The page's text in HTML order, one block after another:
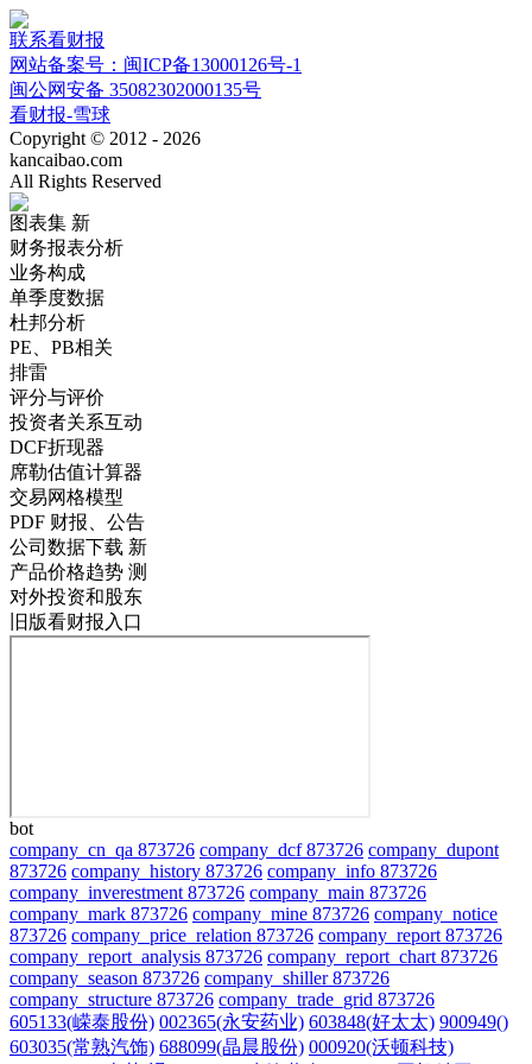
联系看财报
网站备案号：闽ICP备13000126号-1
闽公网安备 35082302000135号
看财报-雪球
Copyright © 2012 - 2026
kancaibao.com
All Rights Reserved
图表集 新
财务报表分析
业务构成
单季度数据
杜邦分析
PE、PB相关
排雷
评分与评价
投资者关系互动
DCF折现器
席勒估值计算器
交易网格模型
PDF 财报、公告
公司数据下载 新
产品价格趋势 测
对外投资和股东
旧版看财报入口
bot
company_cn_qa 873726 company_dcf 873726 company_dupont
873726 company_history 873726 company_info 873726
company_inverestment 873726 company_main 873726
company_mark 873726 company_mine 873726 company_notice
873726 company_price_relation 873726 company_report 873726
company_report_analysis 873726 company_report_chart 873726
company_season 873726 company_shiller 873726
company_structure 873726 company_trade_grid 873726
605133(嵘泰股份) 002365(永安药业) 603848(好太太) 900949()
603035(常熟汽饰) 688099(晶晨股份) 000920(沃顿科技)